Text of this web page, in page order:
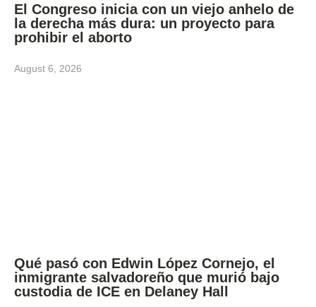
El Congreso inicia con un viejo anhelo de
la derecha más dura: un proyecto para
prohibir el aborto
August 6, 2026
Qué pasó con Edwin López Cornejo, el
inmigrante salvadoreño que murió bajo
custodia de ICE en Delaney Hall